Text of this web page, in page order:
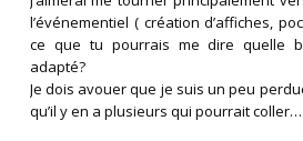
l’événementiel ( création d’affiches,
ce que tu pourrais me dire quelle
adapté?
Je dois avouer que je suis un peu
qu’il y en a plusieurs qui pourrait coller…